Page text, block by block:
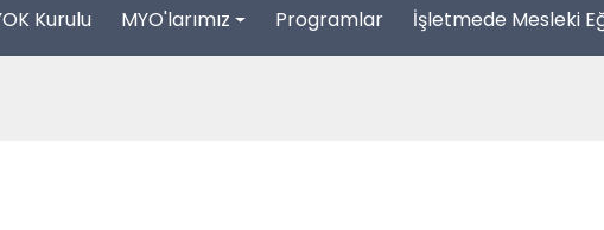
Kurulu MYO'larımız Programlar İşletmede Mesleki